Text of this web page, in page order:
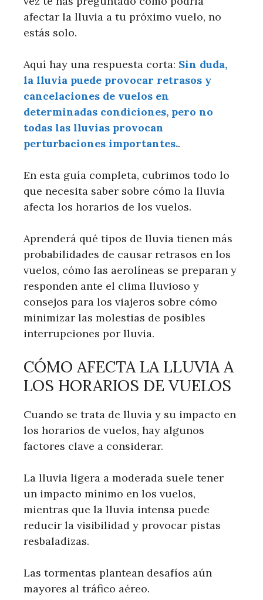
afectar la lluvia a tu próximo vuelo, no
estás solo.
Aquí hay una respuesta corta: Sin duda,
la lluvia puede provocar retrasos y
cancelaciones de vuelos en
determinadas condiciones, pero no
todas las lluvias provocan
perturbaciones importantes..
En esta guía completa, cubrimos todo lo
que necesita saber sobre cómo la lluvia
afecta los horarios de los vuelos.
Aprenderá qué tipos de lluvia tienen más
probabilidades de causar retrasos en los
vuelos, cómo las aerolíneas se preparan y
responden ante el clima lluvioso y
consejos para los viajeros sobre cómo
minimizar las molestias de posibles
interrupciones por lluvia.
CÓMO AFECTA LA LLUVIA A
LOS HORARIOS DE VUELOS
Cuando se trata de lluvia y su impacto en
los horarios de vuelos, hay algunos
factores clave a considerar.
La lluvia ligera a moderada suele tener
un impacto mínimo en los vuelos,
mientras que la lluvia intensa puede
reducir la visibilidad y provocar pistas
resbaladizas.
Las tormentas plantean desafíos aún
mayores al tráfico aéreo.